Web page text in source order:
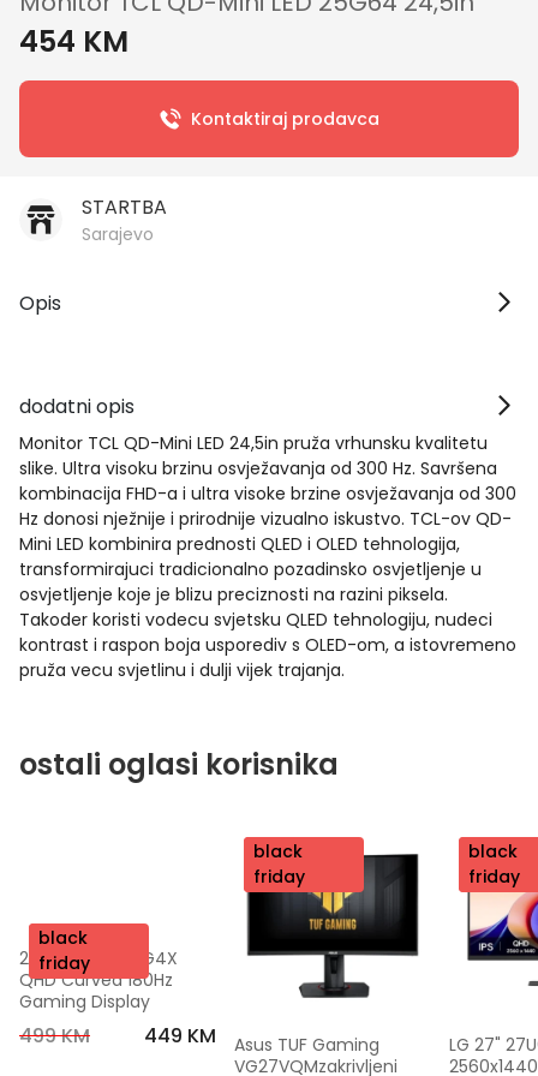
454 KM
Kontaktiraj prodavca
STARTBA
Sarajevo
Opis
dodatni opis
Monitor TCL QD-Mini LED 24,5in pruža vrhunsku kvalitetu
slike. Ultra visoku brzinu osvježavanja od 300 Hz. Savršena
kombinacija FHD-a i ultra visoke brzine osvježavanja od 300
Hz donosi nježnije i prirodnije vizualno iskustvo. TCL-ov QD-
Mini LED kombinira prednosti QLED i OLED tehnologija,
transformirajuci tradicionalno pozadinsko osvjetljenje u
osvjetljenje koje je blizu preciznosti na razini piksela.
Takoder koristi vodecu svjetsku QLED tehnologiju, nudeci
kontrast i raspon boja usporediv s OLED-om, a istovremeno
pruža vecu svjetlinu i dulji vijek trajanja.
ostali oglasi korisnika
nov
o
black
friday
27" AOC CQ27G4X
QHD Curved 180Hz
Gaming Display
499 KM 449 KM
nov
o
black
friday
Asus TUF Gaming
VG27VQMzakrivljeni
nov
o
black
friday
LG 27"